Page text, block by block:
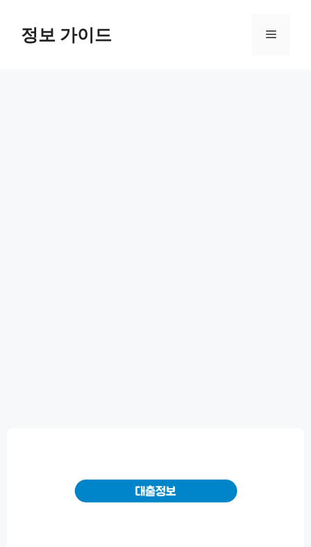
정보 가이드 메